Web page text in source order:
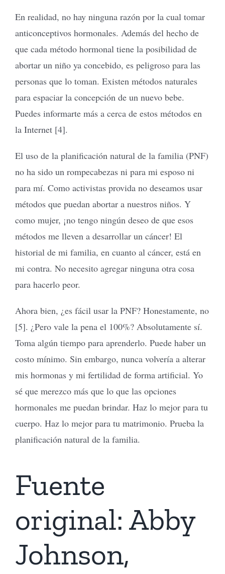
En realidad, no hay ninguna razón por la cual tomar
anticonceptivos hormonales. Además del hecho de
que cada método hormonal tiene la posibilidad de
abortar un niño ya concebido, es peligroso para las
personas que lo toman. Existen métodos naturales
para espaciar la concepción de un nuevo bebe.
Puedes informarte más a cerca de estos métodos en
la Internet [4].
El uso de la planificación natural de la familia (PNF)
no ha sido un rompecabezas ni para mi esposo ni
para mí. Como activistas provida no deseamos usar
métodos que puedan abortar a nuestros niños. Y
como mujer, ¡no tengo ningún deseo de que esos
métodos me lleven a desarrollar un cáncer! El
historial de mi familia, en cuanto al cáncer, está en
mi contra. No necesito agregar ninguna otra cosa
para hacerlo peor.
Ahora bien, ¿es fácil usar la PNF? Honestamente, no
[5]. ¿Pero vale la pena el 100%? Absolutamente sí.
Toma algún tiempo para aprenderlo. Puede haber un
costo mínimo. Sin embargo, nunca volvería a alterar
mis hormonas y mi fertilidad de forma artificial. Yo
sé que merezco más que lo que las opciones
hormonales me puedan brindar. Haz lo mejor para tu
cuerpo. Haz lo mejor para tu matrimonio. Prueba la
planificación natural de la familia.
Fuente
original: Abby
Johnson,